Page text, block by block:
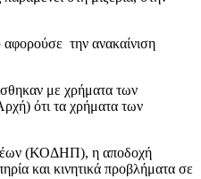
την ανακαίνιση
με χρήματα των
ότι τα χρήματα των
(ΚΟΔΗΠ), η αποδοχή
και κινητικά προβλήματα σε